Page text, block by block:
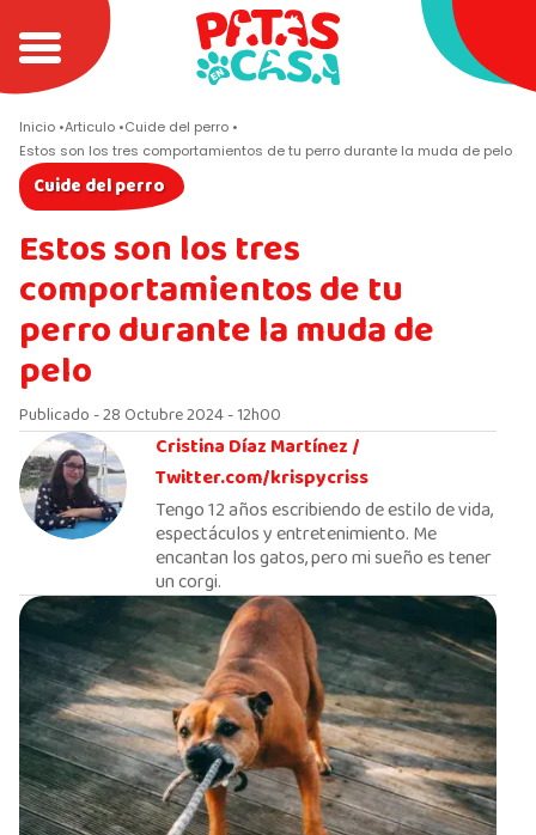
Inicio Articulo Cuide del perro
Estos son los tres comportamientos de tu perro durante la muda de pelo
Cuide del perro
Estos son los tres
comportamientos de tu
perro durante la muda de
pelo
Publicado - 28 Octubre 2024 - 12h00
Cristina Díaz Martínez /
Twitter.com/krispycriss
Tengo 12 años escribiendo de estilo de vida,
espectáculos y entretenimiento. Me
encantan los gatos, pero mi sueño es tener
un corgi.